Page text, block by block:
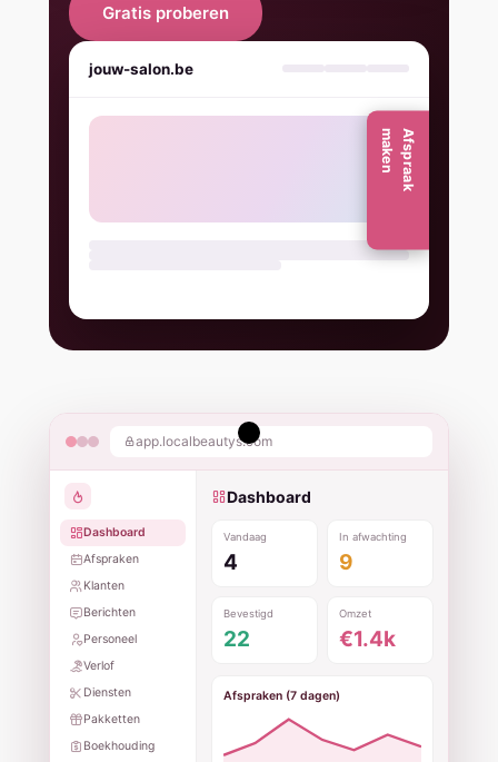
Gratis proberen
jouw-salon.be
A
f
s
p
r
a
a
k
m
a
k
e
n
app.localbeautys.com
Dashboard
Afspraken
Klanten
Berichten
Personeel
Verlof
Diensten
Pakketten
Boekhouding
Dashboard
Vandaag
4
In afwachting
9
Bevestigd
22
Omzet
€1.4k
Afspraken (7 dagen)